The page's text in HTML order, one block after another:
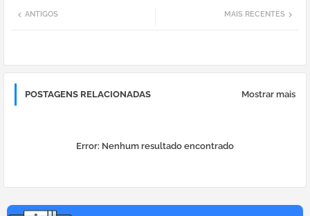
pp
MAIS RECENTES
ANTIGOS
POSTAGENS RELACIONADAS Mostrar mais
Error: Nenhum resultado encontrado